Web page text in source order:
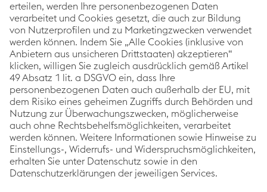
Themen rund um die Schwerpunkte Innovation &
Technologie, Nachhaltigkeit und Karriere. Im
Mittelpunkt stehen dabei immer die Geschichten der
voestalpine Mitarbeiter:innen, Projekte sowie
Produkte.
Kategorien
Innovation &
Techno­logie
Nachhaltigkeit
Karriere
Links
Impressum
Datenschutzerklärung
Barrierefreiheitsstatement
Cookie
Folgen Sie uns